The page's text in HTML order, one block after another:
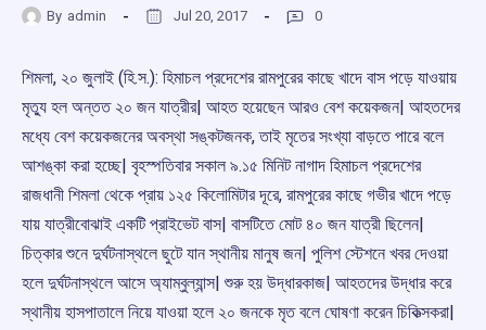
By admin Jul 20, 2017 0
শিমলা, ২০ জুলাই (হি.স.): হিমাচল প্রদেশের রামপুরের কাছে খাদে বাস পড়ে যাওয়ায়
মৃতু্য হল অন্তত ২০ জন যাত্রীর| আহত হয়েছেন আরও বেশ কয়েকজন| আহতদের
মধ্যে বেশ কয়েকজনের অবস্থা সঙ্কটজনক, তাই মৃতের সংখ্যা বাড়তে পারে বলে
আশঙ্কা করা হচ্ছে| বৃহস্পতিবার সকাল ৯.১৫ মিনিট নাগাদ হিমাচল প্রদেশের
রাজধানী শিমলা থেকে প্রায় ১২৫ কিলোমিটার দূরে, রামপুরের কাছে গভীর খাদে পড়ে
যায় যাত্রীবোঝাই একটি প্রাইভেট বাস| বাসটিতে মোট ৪০ জন যাত্রী ছিলেন|
চিত্কার শুনে দুর্ঘটনাস্থলে ছুটে যান স্থানীয় মানুষ জন| পুলিশ স্টেশনে খবর দেওয়া
হলে দুর্ঘটনাস্থলে আসে অ্যাম্বুল্যান্স| শুরু হয় উদ্ধারকাজ| আহতদের উদ্ধার করে
স্থানীয় হাসপাতালে নিয়ে যাওয়া হলে ২০ জনকে মৃত বলে ঘোষণা করেন চিকিত্সকরা|